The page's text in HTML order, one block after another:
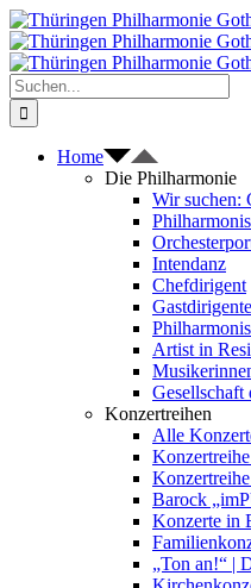
Zum
Inhalt
springen
Suche
nach:
Home
Die Philharmonie
Wir suchen:
Intendanz
Chefdirigent
Artist in
Gesellschaft
Konzertreihen
Alle
Barock
Konzerte in
„Ton an!“ |